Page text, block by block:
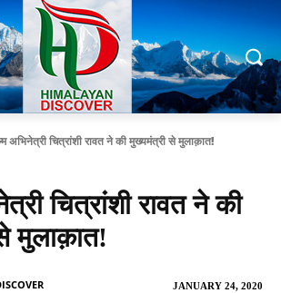
अभिनेत्री चित्रांशी रावत ने की मुख्यमंत्री से मुलाक़ात!
चित्रांशी रावत ने की
मुलाक़ात!
JANUARY 24, 2020